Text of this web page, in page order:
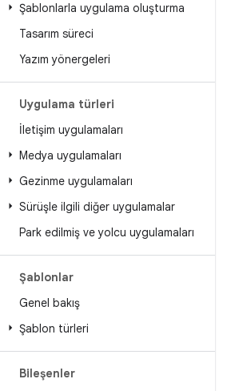
Şablonlarla uygulama oluşturma
Tasarım süreci
Yazım yönergeleri
Uygulama türleri
İletişim uygulamaları
Medya uygulamaları
Gezinme uygulamaları
Sürüşle ilgili diğer uygulamalar
Park edilmiş ve yolcu uygulamaları
Şablonlar
Genel bakış
Şablon türleri
Bileşenler